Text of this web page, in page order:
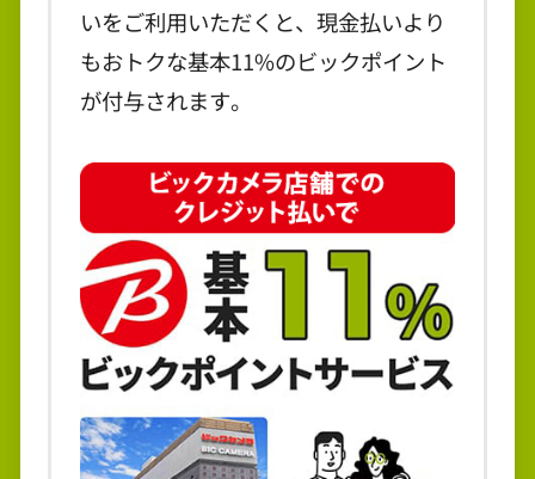
いをご利用いただくと、現金払いより
もおトクな基本11%のビックポイント
が付与されます。